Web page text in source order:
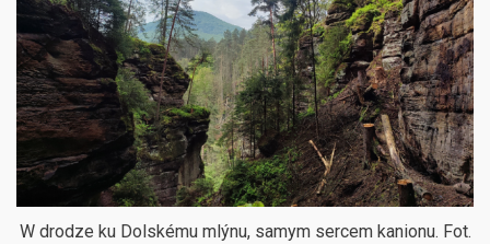
W drodze ku Dolskému mlýnu, samym sercem kanionu. Fot.